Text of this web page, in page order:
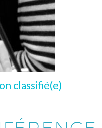
classifié(e)